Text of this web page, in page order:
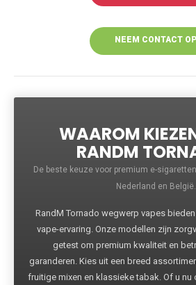
NEEM CONTACT OP
WAAROM
RANDM
De beste keuze voor premium e-
Nederland en België.
RandM Tornado wegwerp vapes
vape-ervaring. Onze modellen zijn
getest om premium kwaliteit en
garanderen. Kies uit een breed
fruitige mixen en klassieke tabak. Of u nu